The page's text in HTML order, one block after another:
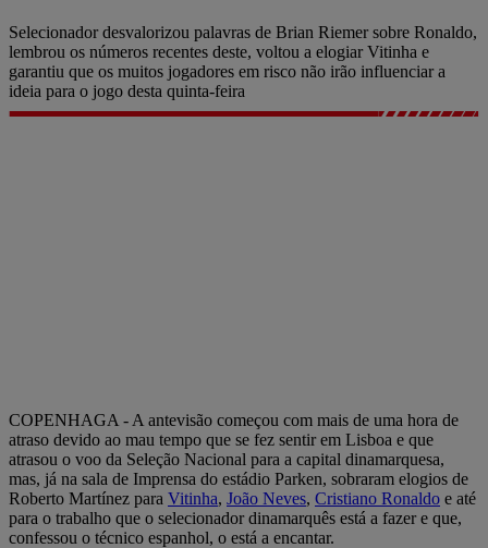
Selecionador desvalorizou palavras de Brian Riemer sobre Ronaldo,
lembrou os números recentes deste, voltou a elogiar Vitinha e
garantiu que os muitos jogadores em risco não irão influenciar a
ideia para o jogo desta quinta-feira
COPENHAGA - A antevisão começou com mais de uma hora de
atraso devido ao mau tempo que se fez sentir em Lisboa e que
atrasou o voo da Seleção Nacional para a capital dinamarquesa,
mas, já na sala de Imprensa do estádio Parken, sobraram elogios de
Roberto Martínez para Vitinha, João Neves, Cristiano Ronaldo e até
para o trabalho que o selecionador dinamarquês está a fazer e que,
confessou o técnico espanhol, o está a encantar.